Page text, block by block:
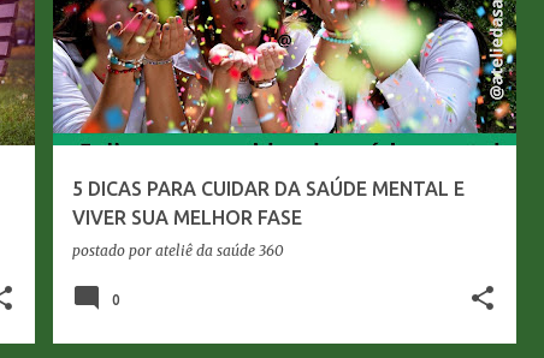
5 DICAS PARA CUIDAR DA SAÚDE MENTAL E
VIVER SUA MELHOR FASE
postado por ateliê da saúde 360
0